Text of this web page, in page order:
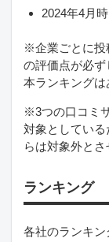
2024年4月
※企業ごとに投
の評価点が必ず
本ランキング
※3つの口コミ
対象としてい
らは対象外と
ランキング
各社のランキン